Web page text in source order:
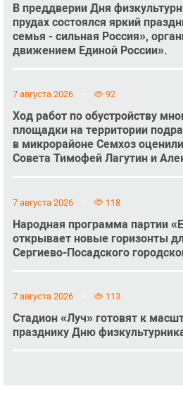
В преддверии Дня
прудах состоялся яркий
семья - сильная Россия»,
движением Единой России».
7 августа 2026 92
Ход работ по обустройству
площадки на территории
в микрорайоне Семхоз
Совета Тимофей Лагутин и
7 августа 2026 118
Народная программа партии
открывает новые горизонты
Сергиево-Посадского
7 августа 2026 113
Стадион «Луч» готовят к
празднику Дню